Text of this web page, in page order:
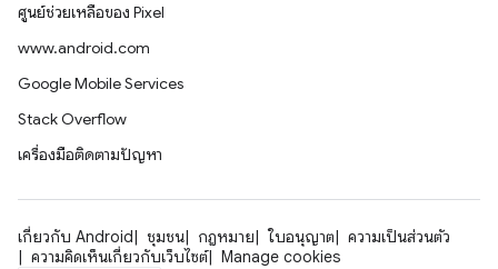
ศูนย์ช่วยเหลือของ Pixel
www.android.com
Google Mobile Services
Stack Overflow
เครื่องมือติดตามปัญหา
เกี่ยวกับ Android ชุมชน กฎหมาย ใบอนุญาต
ความเป็นส่วนตัว
ความคิดเห็นเกี่ยวกับเว็บไซต์
Manage cookies